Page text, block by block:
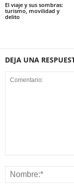
El viaje y sus sombras:
turismo, movilidad y
delito
DEJA UNA